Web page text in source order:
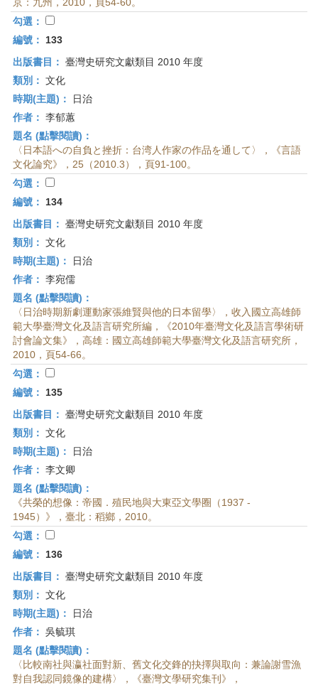
勾選：
編號：
133
出版書目： 臺灣史研究文獻類目 2010 年度
類別： 文化
時期(主題)：
日治
作者： 李郁蕙
題名 (點擊閱讀)：
〈日本語への自負と挫折：台湾人作家の作品を通して〉，《言語
文化論究》，25（2010.3），頁91-100。
勾選：
編號：
134
出版書目： 臺灣史研究文獻類目 2010 年度
類別： 文化
時期(主題)：
日治
作者： 李宛儒
題名 (點擊閱讀)：
〈日治時期新劇運動家張維賢與他的日本留學〉，收入國立高雄師
範大學臺灣文化及語言研究所編，《2010年臺灣文化及語言學術研
討會論文集》，高雄：國立高雄師範大學臺灣文化及語言研究所，
2010，頁54-66。
勾選：
編號：
135
出版書目： 臺灣史研究文獻類目 2010 年度
類別： 文化
時期(主題)：
日治
作者： 李文卿
題名 (點擊閱讀)：
《共榮的想像：帝國．殖民地與大東亞文學圈（1937 -
1945）》，臺北：稻鄉，2010。
勾選：
編號：
136
出版書目： 臺灣史研究文獻類目 2010 年度
類別： 文化
時期(主題)：
日治
作者： 吳毓琪
題名 (點擊閱讀)：
〈比較南社與瀛社面對新、舊文化交鋒的抉擇與取向：兼論謝雪漁
對自我認同鏡像的建構〉，《臺灣文學研究集刊》，